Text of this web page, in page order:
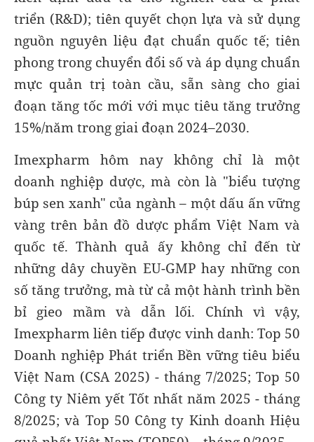
triển (R&D); tiên quyết chọn lựa và sử dụng
nguồn nguyên liệu đạt chuẩn quốc tế; tiên
phong trong chuyển đổi số và áp dụng chuẩn
mực quản trị toàn cầu, sẵn sàng cho giai
đoạn tăng tốc mới với mục tiêu tăng trưởng
15%/năm trong giai đoạn 2024–2030.
Imexpharm hôm nay không chỉ là một
doanh nghiệp dược, mà còn là "biểu tượng
búp sen xanh" của ngành – một dấu ấn vững
vàng trên bản đồ dược phẩm Việt Nam và
quốc tế. Thành quả ấy không chỉ đến từ
những dây chuyền EU-GMP hay những con
số tăng trưởng, mà từ cả một hành trình bền
bỉ gieo mầm và dẫn lối. Chính vì vậy,
Imexpharm liên tiếp được vinh danh: Top 50
Doanh nghiệp Phát triển Bền vững tiêu biểu
Việt Nam (CSA 2025) - tháng 7/2025; Top 50
Công ty Niêm yết Tốt nhất năm 2025 - tháng
8/2025; và Top 50 Công ty Kinh doanh Hiệu